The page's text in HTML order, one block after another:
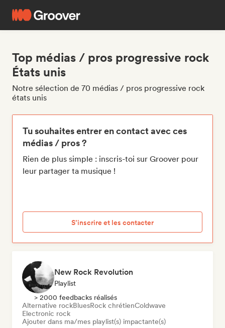
Top médias / pros progressive rock
États unis
Notre sélection de 70 médias / pros progressive rock
états unis
Tu souhaites entrer en contact avec ces
médias / pros ?
Rien de plus simple : inscris-toi sur Groover pour
leur partager ta musique !
S’inscrire et les contacter
New Rock Revolution
Playlist
> 2000 feedbacks réalisés
Alternative rockBluesRock chrétienColdwave
Electronic rock
Ajouter dans ma/mes playlist(s) impactante(s)